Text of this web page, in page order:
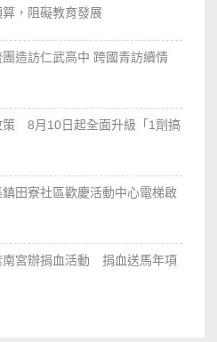
，阻礙教育發展
造訪仁武高中 跨國青訪續情
策 8月10日起全面升級「1劑搞
田寮社區歡慶活動中心電梯啟
南宮辦捐血活動 捐血送馬年項